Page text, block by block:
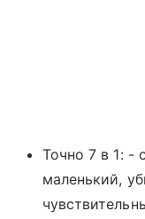
Точно 7 в 1: -
маленький,